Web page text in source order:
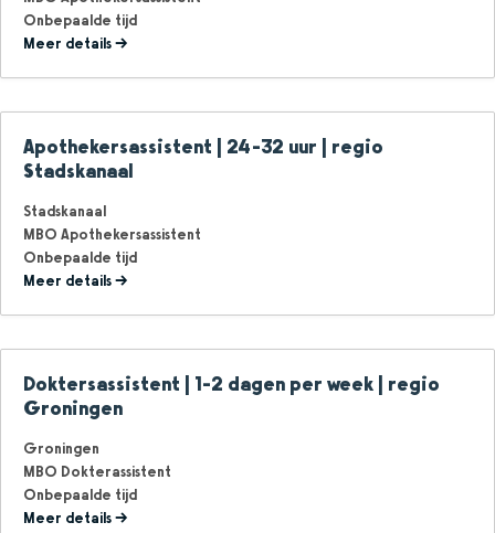
Onbepaalde tijd
Meer details
Apothekersassistent | 24-32 uur | regio
Stadskanaal
Stadskanaal
MBO Apothekersassistent
Onbepaalde tijd
Meer details
Doktersassistent | 1-2 dagen per week | regio
Groningen
Groningen
MBO Dokterassistent
Onbepaalde tijd
Meer details